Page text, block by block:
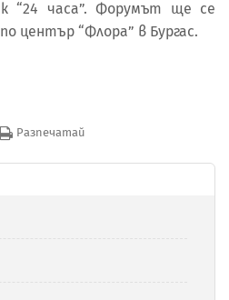
“24 часа”. Форумът ще се
център “Флора” в Бургас.
Разпечатай